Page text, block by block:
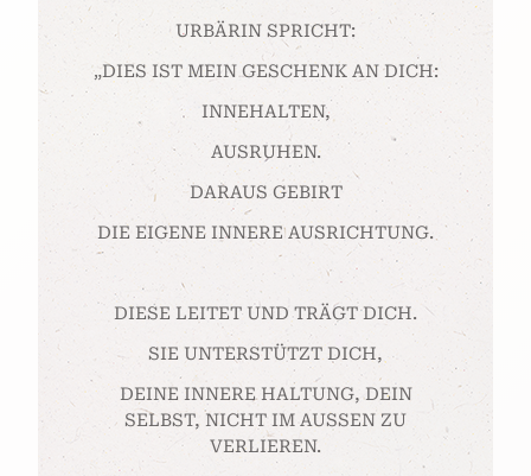
URBÄRIN SPRICHT:
„DIES IST MEIN GESCHENK AN DICH:
INNEHALTEN,
AUSRUHEN.
DARAUS GEBIRT
DIE EIGENE INNERE AUSRICHTUNG.
DIESE LEITET UND TRÄGT DICH.
SIE UNTERSTÜTZT DICH,
DEINE INNERE HALTUNG, DEIN
SELBST, NICHT IM AUSSEN ZU
VERLIEREN.